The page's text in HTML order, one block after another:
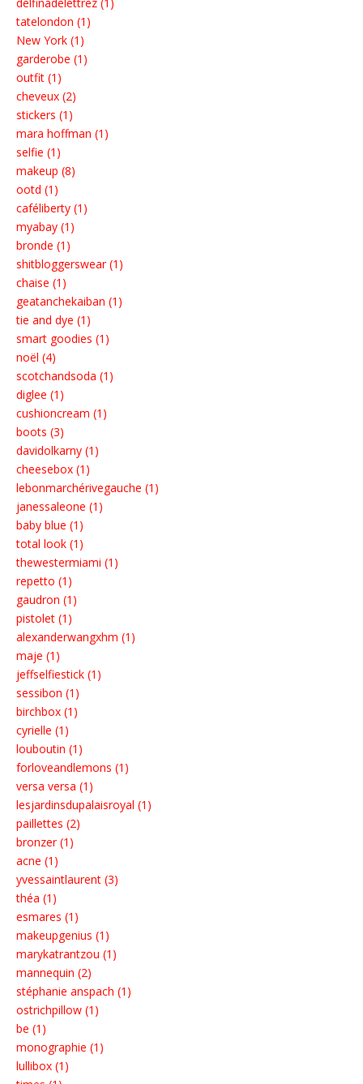
delfinadelettrez (1)
tatelondon (1)
New York (1)
garderobe (1)
outfit (1)
cheveux (2)
stickers (1)
mara hoffman (1)
selfie (1)
makeup (8)
ootd (1)
caféliberty (1)
myabay (1)
bronde (1)
shitbloggerswear (1)
chaise (1)
geatanchekaiban (1)
tie and dye (1)
smart goodies (1)
noël (4)
scotchandsoda (1)
diglee (1)
cushioncream (1)
boots (3)
davidolkarny (1)
cheesebox (1)
lebonmarchérivegauche (1)
janessaleone (1)
baby blue (1)
total look (1)
thewestermiami (1)
repetto (1)
gaudron (1)
pistolet (1)
alexanderwangxhm (1)
maje (1)
jeffselfiestick (1)
sessibon (1)
birchbox (1)
cyrielle (1)
louboutin (1)
forloveandlemons (1)
versa versa (1)
lesjardinsdupalaisroyal (1)
paillettes (2)
bronzer (1)
acne (1)
yvessaintlaurent (3)
théa (1)
esmares (1)
makeupgenius (1)
marykatrantzou (1)
mannequin (2)
stéphanie anspach (1)
ostrichpillow (1)
be (1)
monographie (1)
lullibox (1)